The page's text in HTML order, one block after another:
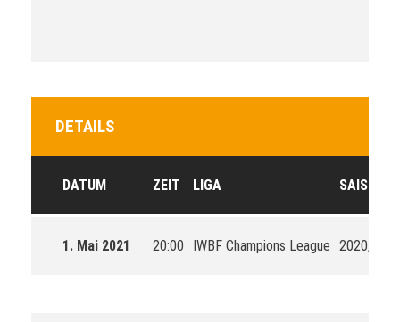
DETAILS
DATUM ZEIT LIGA SAISON
1. Mai 2021 20:00 IWBF Champions League 2020/